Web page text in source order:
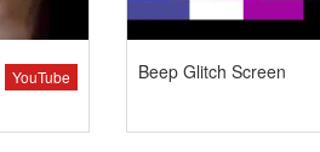
YouTube Beep Glitch Screen